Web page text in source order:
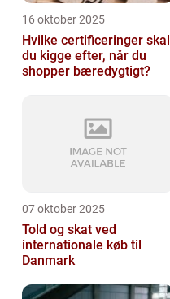
16 oktober 2025
Hvilke certificeringer skal
du kigge efter, når du
shopper bæredygtigt?
07 oktober 2025
Told og skat ved
internationale køb til
Danmark